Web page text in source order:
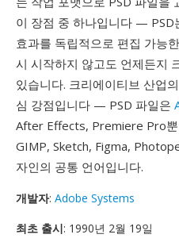
이 장점 중 하나입니다 — PSD
효과를 독립적으로 편집 가능
시 시작하지 않고도 언제든지
있습니다. 크리에이티브 산업
심 강점입니다 — PSD 파일은
After Effects, Premiere Pro
GIMP, Sketch, Figma,
자인의 공통 언어입니다.
개발자: Adobe Systems
최초 출시: 1990년 2월 19일